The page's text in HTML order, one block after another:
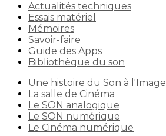
Actualités techniques
Essais matériel
Mémoires
Savoir-faire
Guide des Apps
Bibliothèque du son
Une histoire du Son à l'Image
La salle de Cinéma
Le SON analogique
Le SON numérique
Le Cinéma numérique